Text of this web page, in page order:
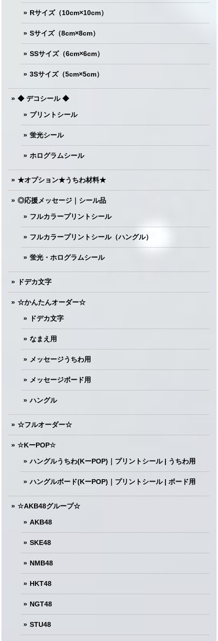
Rサイズ（10cm×10cm）
Sサイズ（8cm×8cm）
SSサイズ（6cm×6cm）
3Sサイズ（5cm×5cm）
◆ デコシール ◆
プリントシール
蛍光シール
ホログラムシール
★オプション★うちわ材料★
◎応援メッセージ｜シール品
フルカラープリントシール
フルカラープリントシール（ハングル）
蛍光・ホログラムシール
ドデカ文字
☆かんたんオーダー☆
ドデカ文字
なまえ用
メッセージうちわ用
メッセージボード用
ハングル
☆フルオーダー☆
☆KーPOP☆
ハングルうちわ(KーPOP)｜プリントシール | うちわ用
ハングルボード(KーPOP)｜プリントシール | ボード用
☆AKB48グループ☆
AKB48
SKE48
NMB48
HKT48
NGT48
STU48